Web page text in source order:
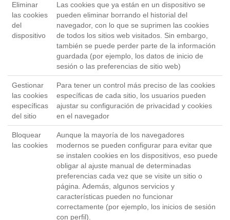
Eliminar
las cookies
del
dispositivo
Las cookies que ya están en un dispositivo se
pueden eliminar borrando el historial del
navegador, con lo que se suprimen las cookies
de todos los sitios web visitados. Sin embargo,
también se puede perder parte de la información
guardada (por ejemplo, los datos de inicio de
sesión o las preferencias de sitio web)
Gestionar
las cookies
específicas
del sitio
Para tener un control más preciso de las cookies
específicas de cada sitio, los usuarios pueden
ajustar su configuración de privacidad y cookies
en el navegador
Bloquear
las cookies
Aunque la mayoría de los navegadores
modernos se pueden configurar para evitar que
se instalen cookies en los dispositivos, eso puede
obligar al ajuste manual de determinadas
preferencias cada vez que se visite un sitio o
página. Además, algunos servicios y
características pueden no funcionar
correctamente (por ejemplo, los inicios de sesión
con perfil).